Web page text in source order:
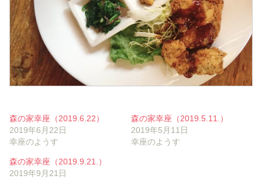
森の家幸座（2019.6.22）
2019年6月22日
幸座のようす
森の家幸座（2019.5.11.）
2019年5月11日
幸座のようす
森の家幸座（2019.9.21.）
2019年9月21日